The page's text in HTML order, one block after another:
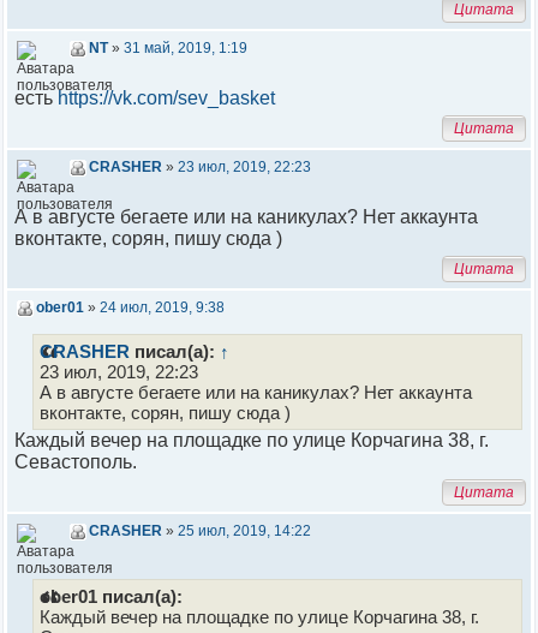
Цитата
NT» 31 май, 2019, 1:19
есть https://vk.com/sev_basket
Цитата
CRASHER » 23 июл, 2019, 22:23
А в августе бегаете или на каникулах? Нет аккаунта
вконтакте, сорян, пишу сюда )
Цитата
ober01 » 24 июл, 2019, 9:38
CRASHER писал(а): ↑
23 июл, 2019, 22:23
А в августе бегаете или на каникулах? Нет аккаунта
вконтакте, сорян, пишу сюда )
Каждый вечер на площадке по улице Корчагина 38, г.
Севастополь.
Цитата
CRASHER » 25 июл, 2019, 14:22
ober01 писал(а):
Каждый вечер на площадке по улице Корчагина 38, г.